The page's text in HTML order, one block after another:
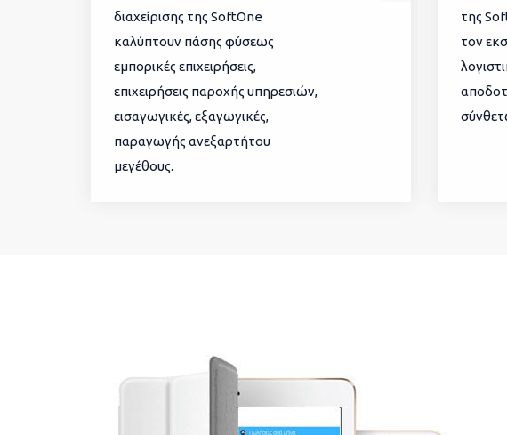
διαχείρισης της SoftOne
καλύπτουν πάσης φύσεως
εμπορικές επιχειρήσεις,
επιχειρήσεις παροχής υπηρεσιών,
εισαγωγικές, εξαγωγικές,
παραγωγής ανεξαρτήτου
μεγέθους.
της
τον